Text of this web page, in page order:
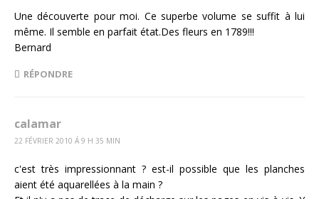
Une découverte pour moi. Ce superbe volume se suffit à lui
même. Il semble en parfait état.Des fleurs en 1789!!!
Bernard
RÉPONDRE
calamar
22 FÉVRIER 2010 Á 9 H 35 MIN
c'est très impressionnant ? est-il possible que les planches
aient été aquarellées à la main ?